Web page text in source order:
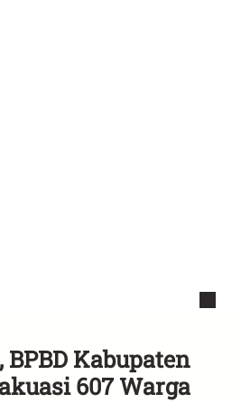
Kabupaten
607 Warga